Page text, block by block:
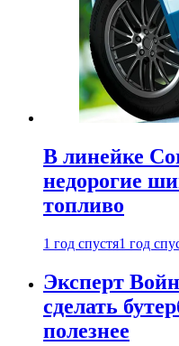
В линейке
недорогие
топливо
1 год спустя1 год
Эксперт
сделать
полезнее